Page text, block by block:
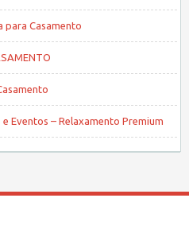
para Casamento
Eventos – Relaxamento Premium